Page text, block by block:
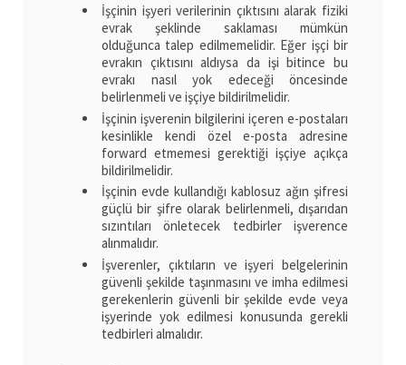
İşçinin işyeri verilerinin çıktısını alarak fiziki
evrak şeklinde saklaması mümkün
olduğunca talep edilmemelidir. Eğer işçi bir
evrakın çıktısını aldıysa da işi bitince bu
evrakı nasıl yok edeceği öncesinde
belirlenmeli ve işçiye bildirilmelidir.
İşçinin işverenin bilgilerini içeren e-postaları
kesinlikle kendi özel e-posta adresine
forward etmemesi gerektiği işçiye açıkça
bildirilmelidir.
İşçinin evde kullandığı kablosuz ağın şifresi
güçlü bir şifre olarak belirlenmeli, dışarıdan
sızıntıları önletecek tedbirler işverence
alınmalıdır.
İşverenler, çıktıların ve işyeri belgelerinin
güvenli şekilde taşınmasını ve imha edilmesi
gerekenlerin güvenli bir şekilde evde veya
işyerinde yok edilmesi konusunda gerekli
tedbirleri almalıdır.